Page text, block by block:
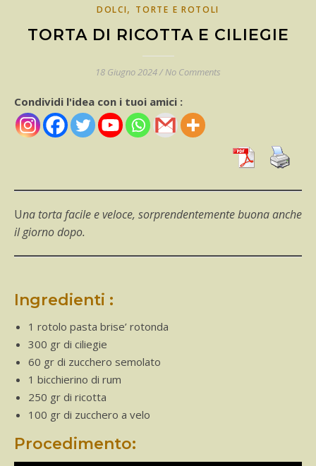
DOLCI, TORTE E ROTOLI
TORTA DI RICOTTA E CILIEGIE
18 Giugno 2024/ No Comments
Condividi l'idea con i tuoi amici :
Una torta facile e veloce, sorprendentemente buona anche
il giorno dopo.
Ingredienti :
1 rotolo pasta brise’ rotonda
300 gr di ciliegie
60 gr di zucchero semolato
1 bicchierino di rum
250 gr di ricotta
100 gr di zucchero a velo
Procedimento: